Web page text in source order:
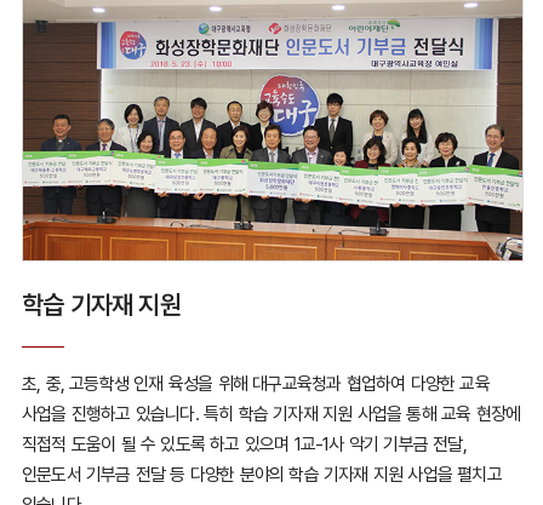
학습 기자재 지원
초, 중, 고등학생 인재 육성을 위해 대구교육청과 협업하여 다양한 교육
사업을 진행하고 있습니다. 특히 학습 기자재 지원 사업을 통해 교육 현장에
직접적 도움이 될 수 있도록 하고 있으며 1교-1사 악기 기부금 전달,
인문도서 기부금 전달 등 다양한 분야의 학습 기자재 지원 사업을펼치고